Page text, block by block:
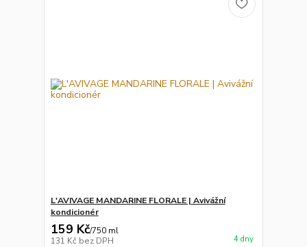
L'AVIVAGE MANDARINE FLORALE | Avivážní
kondicionér
159 Kč/750 ml
131 Kč bez DPH 4 dny